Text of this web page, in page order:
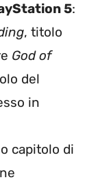
5:
, titolo
God of
del
in
capitolo di